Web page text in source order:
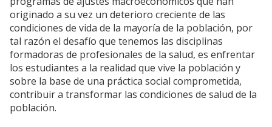
originado a su vez un deterioro creciente de las
condiciones de vida de la mayoría de la población, por
tal razón el desafío que tenemos las disciplinas
formadoras de profesionales de la salud, es enfrentar
los estudiantes a la realidad que vive la población y
sobre la base de una práctica social comprometida,
contribuir a transformar las condiciones de salud de la
población.